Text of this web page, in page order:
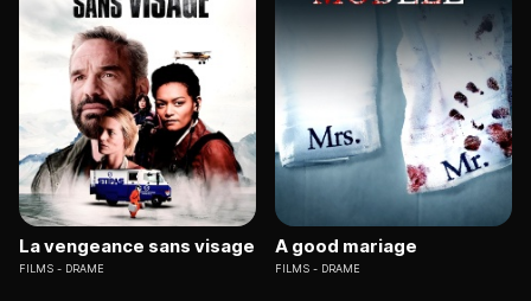
La vengeance sans visage
FILMS DRAME
A good mariage
FILMS DRAME